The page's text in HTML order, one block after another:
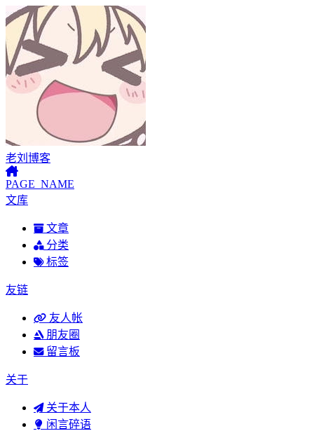
老刘博客
PAGE_NAME
文库
文章
分类
标签
友链
友人帐
朋友圈
留言板
关于
关于本人
闲言碎语